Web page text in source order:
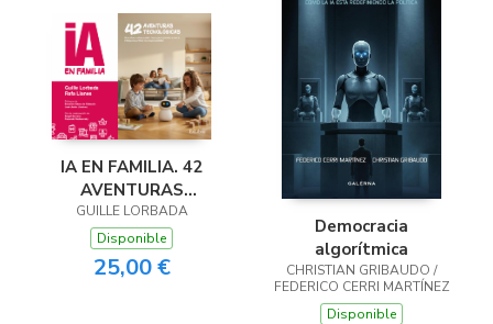
IA EN FAMILIA. 42
AVENTURAS
TECNOLÓGICAS PARA
DISFRUTAR EN
FAMILIA
GUILLE LORBADA
Disponible
25,00 €
Democracia
algorítmica
CHRISTIAN GRIBAUDO /
FEDERICO CERRI MARTÍNEZ
Disponible